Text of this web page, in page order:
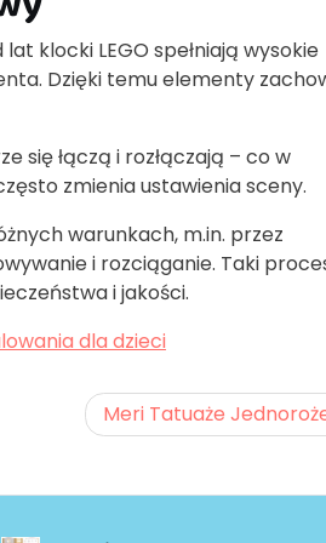
klocki LEGO spełniają wysokie
Dzięki temu elementy
się łączą i rozłączają – co w
zmienia ustawienia sceny.
warunkach, m.in. przez
i rozciąganie. Taki
i jakości.
dla dzieci
Meri Tatuaże